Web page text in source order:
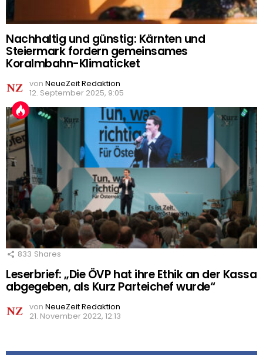
Nachhaltig und günstig: Kärnten und
Steiermark fordern gemeinsames
Koralmbahn-Klimaticket
von NeueZeit Redaktion
12. September 2025, 9:05
833 Shares
Leserbrief: „Die ÖVP hat ihre Ethik an der Kassa
abgegeben, als Kurz Parteichef wurde“
von NeueZeit Redaktion
21. November 2022, 12:13